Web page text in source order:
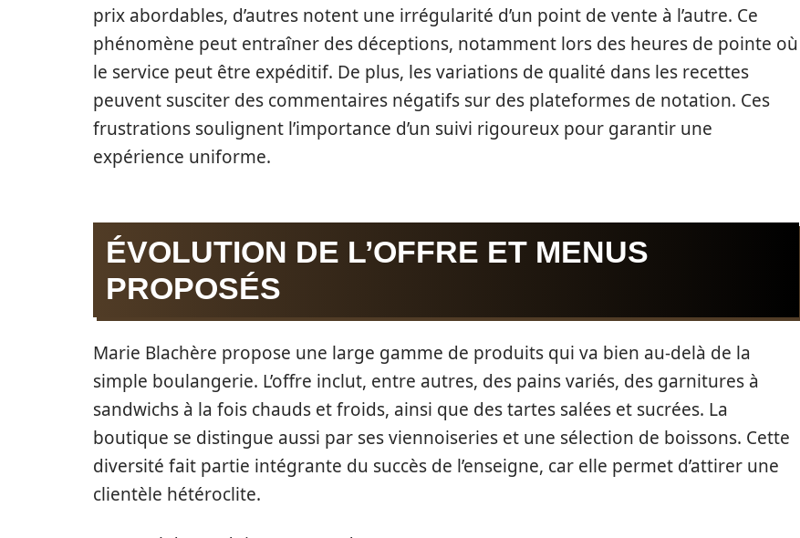
prix abordables, d’autres notent une irrégularité d’un point de vente à l’autre. Ce
phénomène peut entraîner des déceptions, notamment lors des heures de pointe où
le service peut être expéditif. De plus, les variations de qualité dans les recettes
peuvent susciter des commentaires négatifs sur des plateformes de notation. Ces
frustrations soulignent l’importance d’un suivi rigoureux pour garantir une
expérience uniforme.
ÉVOLUTION DE L’OFFRE ET MENUS
PROPOSÉS
Marie Blachère propose une large gamme de produits qui va bien au-delà de la
simple boulangerie. L’offre inclut, entre autres, des pains variés, des garnitures à
sandwichs à la fois chauds et froids, ainsi que des tartes salées et sucrées. La
boutique se distingue aussi par ses viennoiseries et une sélection de boissons. Cette
diversité fait partie intégrante du succès de l’enseigne, car elle permet d’attirer une
clientèle hétéroclite.